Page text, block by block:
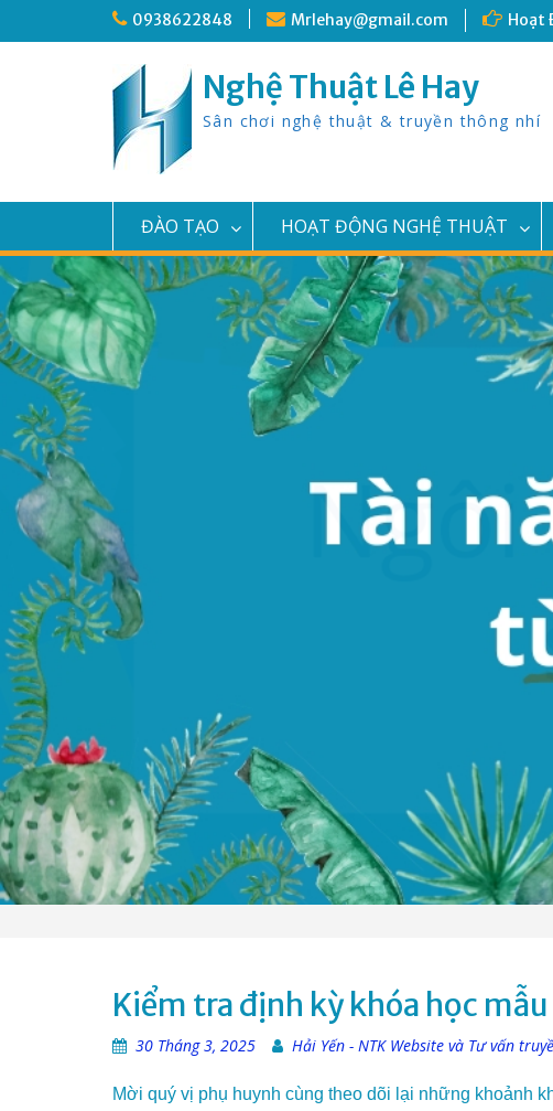
0938622848 Mrlehay@gmail.com Hoạt
Nghệ Thuật Lê Hay
Sân chơi nghệ thuật & truyền thông nhí
ĐÀO TẠO HOẠT ĐỘNG NGHỆ THUẬT
Kiểm tra định kỳ khóa học
30 Tháng 3, 2025 Hải Yến - NTK Website và Tư vấn
Mời quý vị phụ huynh cùng theo dõi lại những khoảnh